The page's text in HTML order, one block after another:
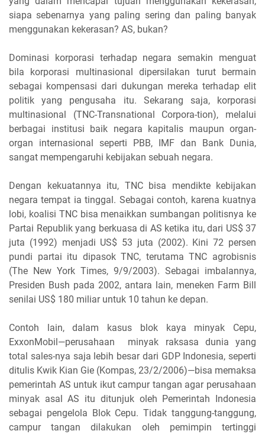
siapa sebenarnya yang paling sering dan paling banyak
menggunakan kekerasan? AS, bukan?
Dominasi korporasi terhadap negara semakin menguat
bila korporasi multinasional dipersilakan turut bermain
sebagai kompensasi dari dukungan mereka terhadap elit
politik yang pengusaha itu. Sekarang saja, korporasi
multinasional (TNC-Transnational Corpora-tion), melalui
berbagai institusi baik negara kapitalis maupun organ-
organ internasional seperti PBB, IMF dan Bank Dunia,
sangat mempengaruhi kebijakan sebuah negara.
Dengan kekuatannya itu, TNC bisa mendikte kebijakan
negara tempat ia tinggal. Sebagai contoh, karena kuatnya
lobi, koalisi TNC bisa menaikkan sumbangan politisnya ke
Partai Republik yang berkuasa di AS ketika itu, dari US$ 37
juta (1992) menjadi US$ 53 juta (2002). Kini 72 persen
pundi partai itu dipasok TNC, terutama TNC agrobisnis
(The New York Times, 9/9/2003). Sebagai imbalannya,
Presiden Bush pada 2002, antara lain, meneken Farm Bill
senilai US$ 180 miliar untuk 10 tahun ke depan.
Contoh lain, dalam kasus blok kaya minyak Cepu,
ExxonMobil—perusahaan minyak raksasa dunia yang
total sales-nya saja lebih besar dari GDP Indonesia, seperti
ditulis Kwik Kian Gie (Kompas, 23/2/2006)—bisa memaksa
pemerintah AS untuk ikut campur tangan agar perusahaan
minyak asal AS itu ditunjuk oleh Pemerintah Indonesia
sebagai pengelola Blok Cepu. Tidak tanggung-tanggung,
campur tangan dilakukan oleh pemimpin tertinggi